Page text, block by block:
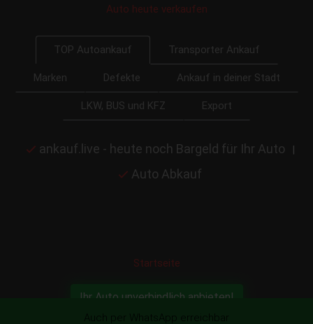
Auto heute verkaufen
TOP Autoankauf Transporter Ankauf
Marken Defekte Ankauf in deiner Stadt
LKW, BUS und KFZ Export
ankauf.live - heute noch Bargeld für Ihr Auto |
Auto Abkauf
Startseite
Ihr Auto unverbindlich anbieten!
Auch per WhatsApp erreichbar